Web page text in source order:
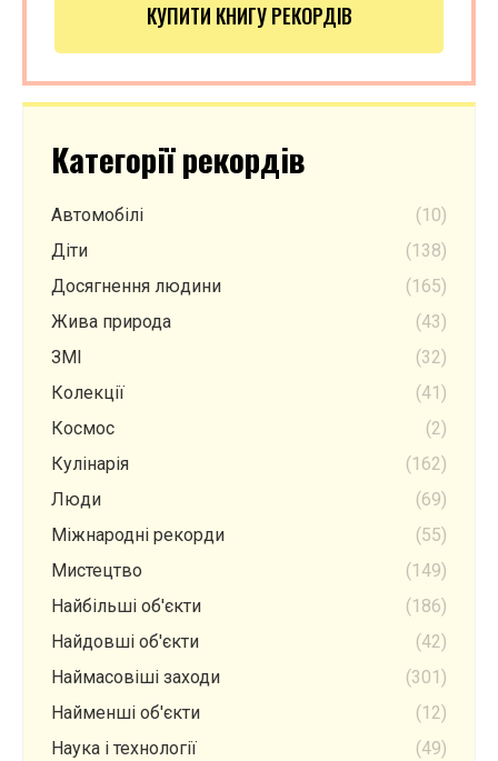
КУПИТИ КНИГУ РЕКОРДІВ
Категорії рекордів
Автомобілі
(10)
Діти
(138)
Досягнення людини
(165)
Жива природа
(43)
ЗМІ
(32)
Колекції
(41)
Космос
(2)
Кулінарія
(162)
Люди
(69)
Міжнародні рекорди
(55)
Мистецтво
(149)
Найбільші об'єкти
(186)
Найдовші об'єкти
(42)
Наймасовіші заходи
(301)
Найменші об'єкти
(12)
Наука і технології
(49)